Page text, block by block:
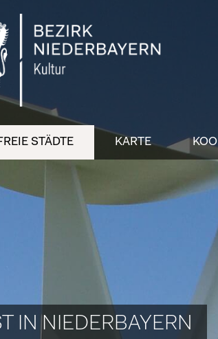
STÄDTE KARTE
IN NIEDERBAYERN